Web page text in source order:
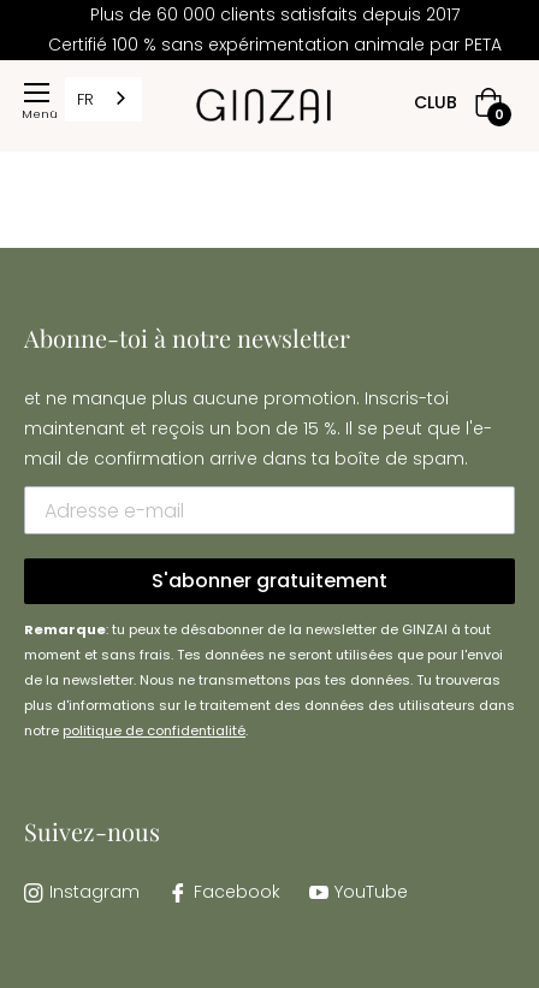
Plus de 60 000 clients satisfaits depuis 2017
Certifié 100 % sans expérimentation animale par PETA
CLUB Panier
0
FR
Abonne-toi à notre newsletter
et ne manque plus aucune promotion. Inscris-toi
maintenant et reçois un bon de 15 %. Il se peut que l'e-
mail de confirmation arrive dans ta boîte de spam.
S'abonner gratuitement
Remarque: tu peux te désabonner de la newsletter de GINZAI à tout
moment et sans frais. Tes données ne seront utilisées que pour l'envoi
de la newsletter. Nous ne transmettons pas tes données. Tu trouveras
plus d'informations sur le traitement des données des utilisateurs dans
notre politique de confidentialité.
Suivez-nous
Instagram Facebook YouTube